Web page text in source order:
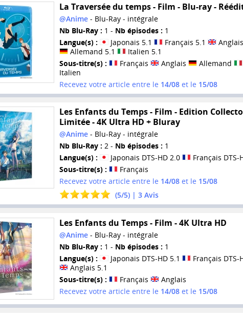
La Traversée du temps - Film - Blu-ray -
@Anime- Blu-Ray - intégrale
Nb Blu-Ray : 1 - Nb épisodes : 1
Langue(s) :
Japonais 5.1 Français 5.1
Allemand 5.1
Italien 5.1
Sous-titre(s) :
Français Anglais
Allemand
Italien
Recevez votre article entre le 14/08et le 15/08
Les Enfants du Temps - Film - Edition
Limitée - 4K Ultra HD + Bluray
@Anime- Blu-Ray - intégrale
Nb Blu-Ray : 2 - Nb épisodes : 1
Langue(s) :
Japonais DTS-HD 2.0
Français DTS-
Sous-titre(s) :
Français
Recevez votre article entre le 14/08et le 15/08
(5/5) | 3Avis
Les Enfants du Temps - Film - 4K Ultra HD
@Anime- Blu-Ray - intégrale
Nb Blu-Ray : 1 - Nb épisodes : 1
Langue(s) :
Japonais DTS-HD 5.1
Français DTS-
Anglais 5.1
Sous-titre(s) :
Français
Anglais
Recevez votre article entre le 14/08et le 15/08